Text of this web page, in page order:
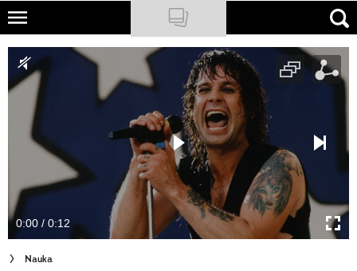
Skip
main
content
NATIONAL GEOGRAPHIC
TRAVELER
PODCASTY
Newsletter
Cuda Polski
Wielki Konkurs Fotograficzny
0:00 / 0:12
Nauka